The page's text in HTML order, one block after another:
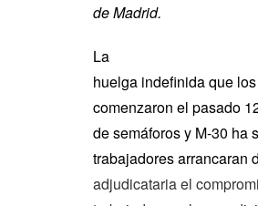
de Madrid.
La
huelga indefinida que
comenzaron el pasado
de semáforos y M-30 ha
trabajadores arrancaran
adjudicataria el